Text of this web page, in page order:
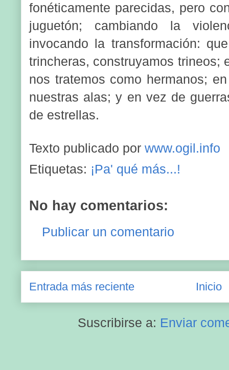
fonéticamente parecidas, pero
juguetón; cambiando la
invocando la transformación:
trincheras, construyamos trineos;
nos tratemos como hermanos;
nuestras alas; y en vez de
de estrellas.
Texto publicado por www.ogil.info
Etiquetas: ¡Pa' qué más...!
No hay comentarios:
Publicar un comentario
Entrada más reciente Inicio
Suscribirse a: Enviar